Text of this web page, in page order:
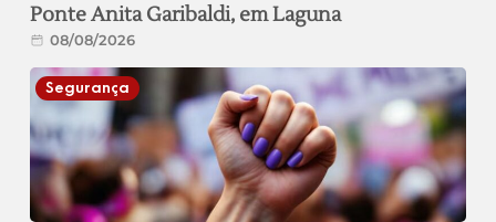
Ponte Anita Garibaldi, em Laguna
08/08/2026
Segurança